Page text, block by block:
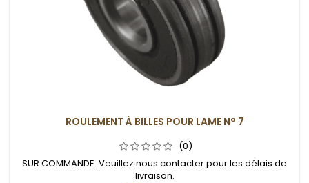
ROULEMENT À BILLES POUR LAME N° 7
(0)
SUR COMMANDE. Veuillez nous contacter pour les délais de
livraison.